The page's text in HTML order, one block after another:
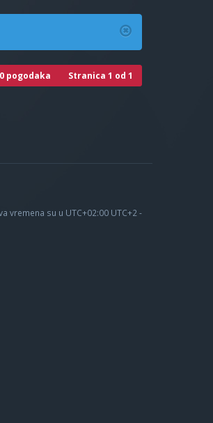
pogodaka Stranica 1 od 1
vremena su u UTC+02:00 UTC+2 -